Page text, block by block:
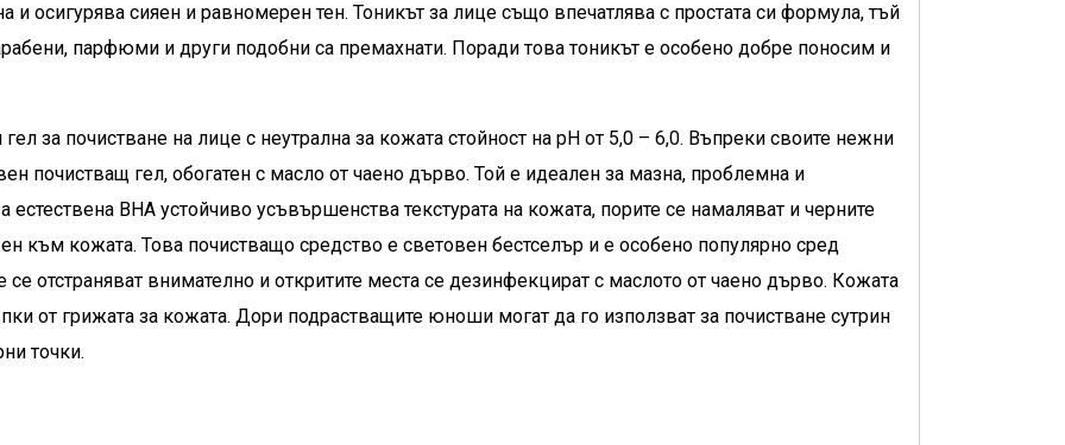
и осигурява сияен и равномерен тен. Тоникът за лице също впечатлява с простата си формула, тъй
парфюми и други подобни са премахнати. Поради това тоникът е особено добре поносим и
за почистване на лице с неутрална за кожата стойност на pH от 5,0 – 6,0. Въпреки своите нежни
почистващ гел, обогатен с масло от чаено дърво. Той е идеален за мазна, проблемна и
BHA устойчиво усъвършенства текстурата на кожата, порите се намаляват и черните
към кожата. Това почистващо средство е световен бестселър и е особено популярно сред
се отстраняват внимателно и откритите места се дезинфекцират с маслото от чаено дърво. Кожата
от грижата за кожата. Дори подрастващите юноши могат да го използват за почистване сутрин
точки.